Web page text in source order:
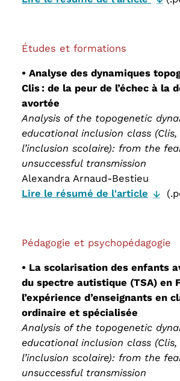
Études et formations
• Analyse des dynamiques
Clis : de la peur de l’échec à la
avortée
Analysis of the topogenetic
educational inclusion class (Clis,
l’inclusion scolaire): from the
unsuccessful transmission
Alexandra Arnaud-Bestieu
Lire le résumé de l'article
Pédagogie et psychopédagogie
• La scolarisation des enfants
du spectre autistique (TSA) en
l’expérience d’enseignants en
ordinaire et spécialisée
Analysis of the topogenetic
educational inclusion class (Clis,
l’inclusion scolaire): from the
unsuccessful transmission